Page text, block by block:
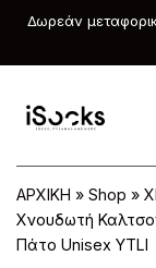
Δωρεάν
ΑΡΧΙΚΗ » Shop »
Χνουδωτή
Πάτο Unisex YTLI